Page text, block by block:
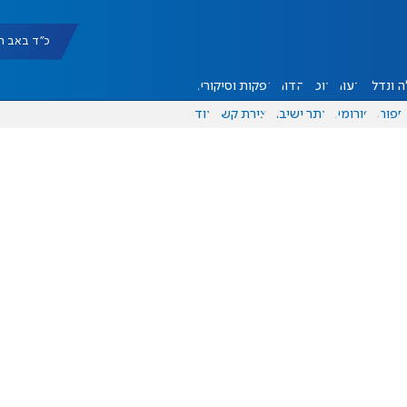
כ"ד באב תשפ"ו
ונדל"ן דעות אוכל יהדות הפקות וסיקורים
ספורט פורומים אתר ישיבה יצירת קשר עוד